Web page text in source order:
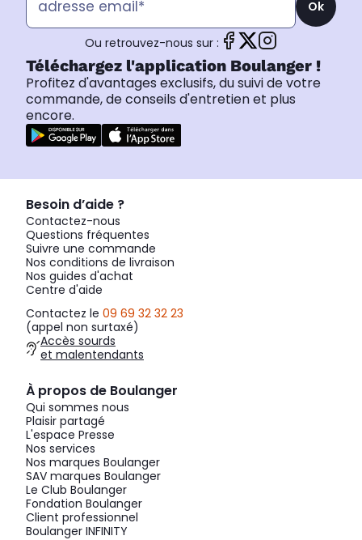
Ok
Ou retrouvez-nous sur :
Téléchargez l'application Boulanger !
Profitez d'avantages exclusifs, du suivi de votre
commande, de conseils d'entretien et plus
encore.
Besoin d’aide ?
Contactez-nous
Questions fréquentes
Suivre une commande
Nos conditions de livraison
Nos guides d'achat
Centre d'aide
Contactez le 09 69 32 32 23
(appel non surtaxé)
Accès sourds
et malentendants
À propos de Boulanger
Qui sommes nous
Plaisir partagé
L'espace Presse
Nos services
Nos marques Boulanger
SAV marques Boulanger
Le Club Boulanger
Fondation Boulanger
Client professionnel
Boulanger INFINITY